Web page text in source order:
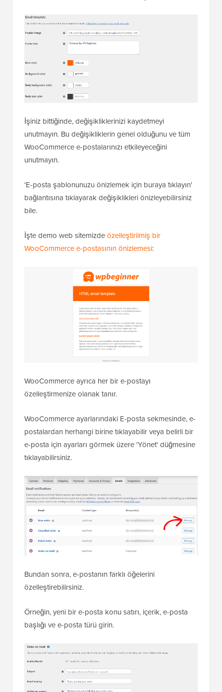
İşiniz bittiğinde, değişikliklerinizi kaydetmeyi
unutmayın. Bu değişikliklerin genel olduğunu ve tüm
WooCommerce e-postalarınızı etkileyeceğini
unutmayın.
'E-posta şablonunuzu önizlemek için buraya tıklayın'
bağlantısına tıklayarak değişiklikleri önizleyebilirsiniz
bile.
İşte demo web sitemizdeözelleştirilmiş bir
WooCommerce e-postasının önizlemesi:
WooCommerce ayrıca her bir e-postayı
özelleştirmenize olanak tanır.
WooCommerce ayarlarındaki E-posta sekmesinde, e-
postalardan herhangi birine tıklayabilir veya belirli bir
e-posta için ayarları görmek üzere 'Yönet' düğmesine
tıklayabilirsiniz.
Bundan sonra, e-postanın farklı öğelerini
özelleştirebilirsiniz.
Örneğin, yeni bir e-posta konu satırı, içerik, e-posta
başlığı ve e-posta türü girin.